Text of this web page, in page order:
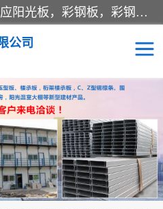
郑州鑫纵建材有限公司供应阳光板，彩钢板，彩钢钢构工程是一家集生产销售租赁安装于一体的企业，主要生产PC采光板，耐力板，仿古琉璃采光板，岩棉板、彩钢压型板、镀锌压型板、桁架楼承板，C、Z型钢檩条、围挡板、轻钢结构，阳光温室大棚等新型建材产品。公司旗下有多台移动式高空压瓦机租赁，承接全国各地业务，专业对外租赁各种型号压瓦机。
公司
ASA合成树脂仿古瓦
FRP采光板
PC耐力板